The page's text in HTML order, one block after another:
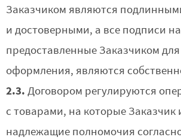
Заказчиком являются
и достоверными, а все подписи
предоставленные Заказчиком
оформления, являются
2.3. Договором регулируются
с товарами, на которые Заказчик
надлежащие полномочия